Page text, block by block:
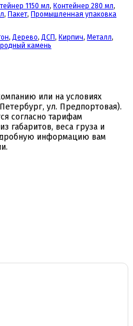
1150 мл,Контейнер 280 мл,
,Пакет,Промышленная упаковка
,Дерево,ДСП,Кирпич,Металл,
камень
или на условиях
ул. Предпортовая).
согласно тарифам
габаритов, веса груза и
информацию вам